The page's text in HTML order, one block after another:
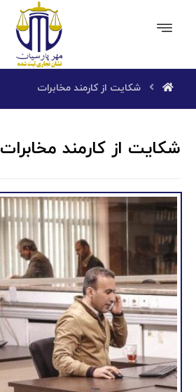
شکایت از کارمند مخابرات
شکایت از کارمند مخابرات